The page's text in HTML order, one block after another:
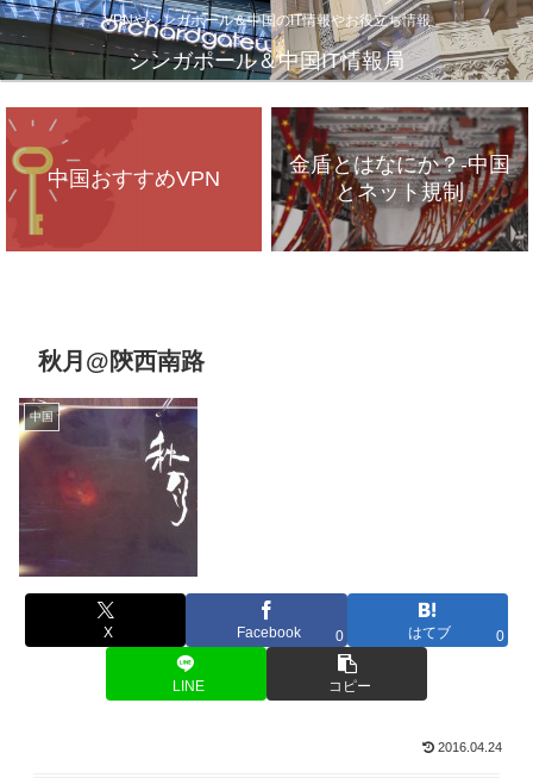
VPNやシンガポール＆中国のIT情報やお役立ち情報
シンガポール＆中国IT情報局
中国おすすめVPN
金盾とはなにか？-中国
とネット規制
秋月@陝西南路
中国
X Facebook 0 はてブ 0
LINE コピー
2016.04.24